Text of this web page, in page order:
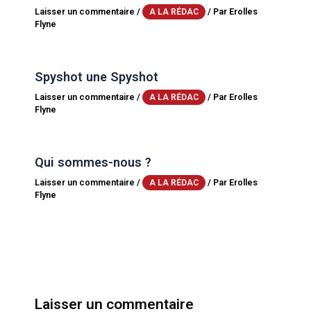
Laisser un commentaire / A LA RÉDAC / Par Erolles
Flyne
Spyshot une Spyshot
Laisser un commentaire / A LA RÉDAC / Par Erolles
Flyne
Qui sommes-nous ?
Laisser un commentaire / A LA RÉDAC / Par Erolles
Flyne
Laisser un commentaire